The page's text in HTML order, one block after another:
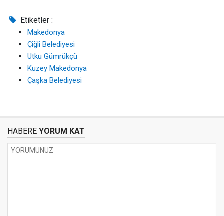
Etiketler :
Makedonya
Çiğli Belediyesi
Utku Gümrükçü
Kuzey Makedonya
Çaşka Belediyesi
HABERE YORUM KAT